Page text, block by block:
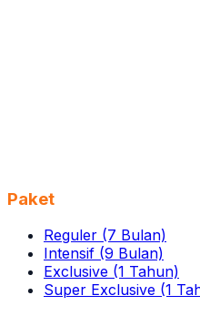
Paket
Reguler (7 Bulan)
Intensif (9 Bulan)
Exclusive (1 Tahun)
Super Exclusive (1